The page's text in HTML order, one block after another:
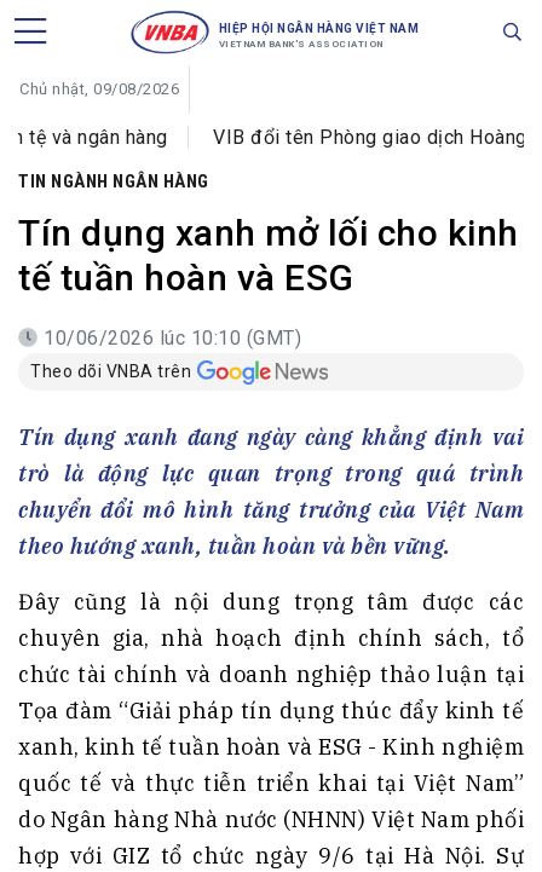
HIỆP HỘI NGÂN HÀNG VIỆT NAM
VIETNAM BANK'S ASSOCIATION
Chủ nhật, 09/08/2026
VIB đổi tên Phòng giao dịch Hoàng Văn Thái thành
TIN NGÀNH NGÂN HÀNG
Tín dụng xanh mở lối cho kinh
tế tuần hoàn và ESG
10/06/2026 lúc 10:10 (GMT)
Theo dõi VNBA trên
Tín dụng xanh đang ngày càng khẳng định vai
trò là động lực quan trọng trong quá trình
chuyển đổi mô hình tăng trưởng của Việt Nam
theo hướng xanh, tuần hoàn và bền vững.
Đây cũng là nội dung trọng tâm được các
chuyên gia, nhà hoạch định chính sách, tổ
chức tài chính và doanh nghiệp thảo luận tại
Tọa đàm “Giải pháp tín dụng thúc đẩy kinh tế
xanh, kinh tế tuần hoàn và ESG - Kinh nghiệm
quốc tế và thực tiễn triển khai tại Việt Nam”
do Ngân hàng Nhà nước (NHNN) Việt Nam phối
hợp với GIZ tổ chức ngày 9/6 tại Hà Nội. Sự